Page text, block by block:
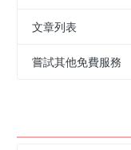
文章列表
嘗試其他免費服務